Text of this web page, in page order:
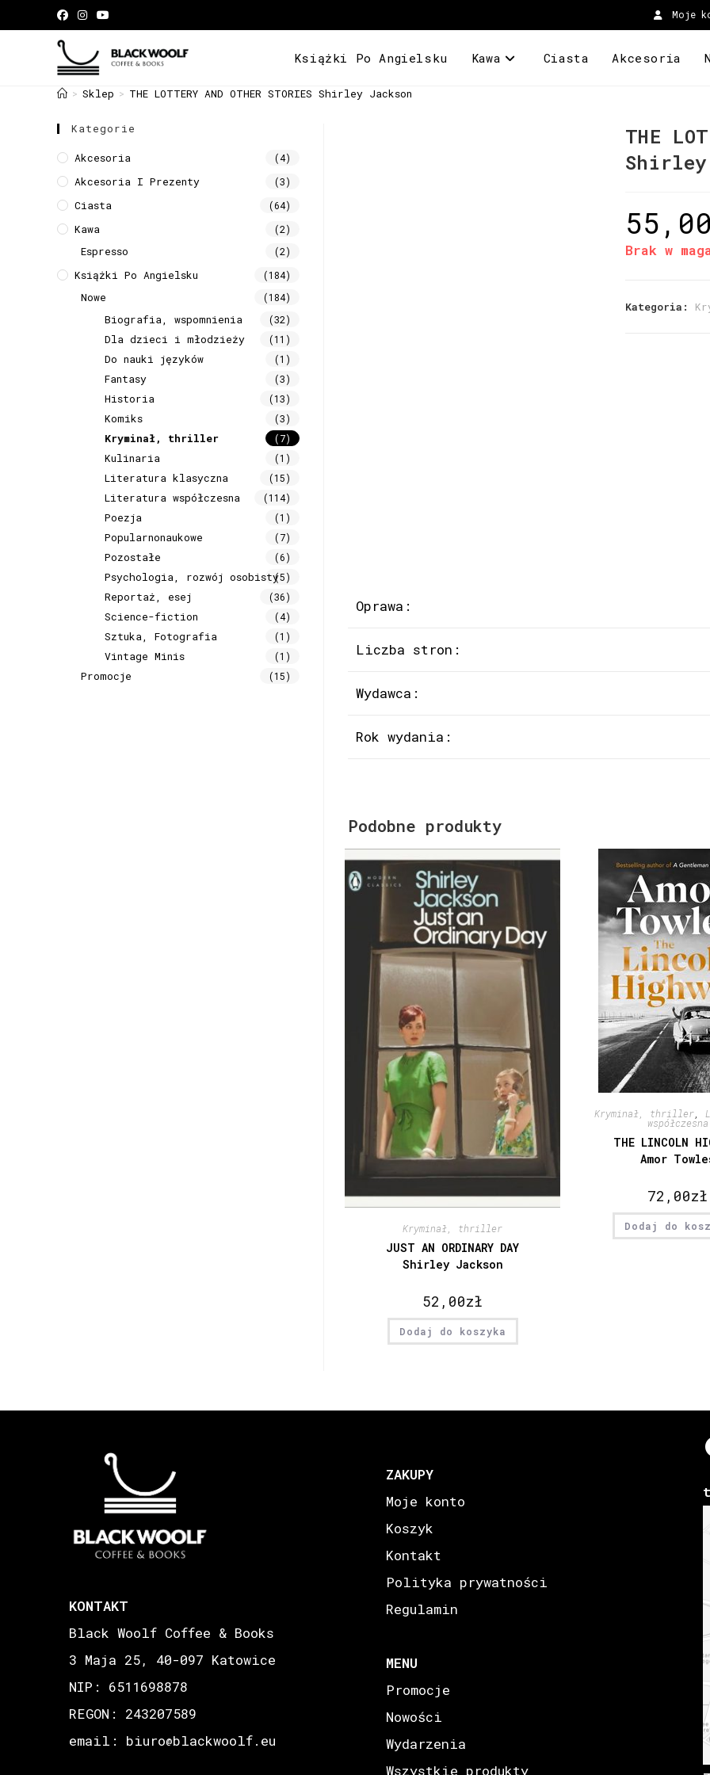
Moje
Książki Po Angielsku Kawa Ciasta Akcesoria
> Sklep > THE LOTTERY AND OTHER STORIES Shirley Jackson
THE
Shirley
Brak w
Kategoria:
Oprawa:
Liczba stron:
Wydawca:
Rok wydania:
Podobne produkty
Kryminał, thriller
JUST AN ORDINARY DAY
Shirley Jackson
52,00zł
Dodaj do koszyka
Kryminał, thriller,
współczesna
THE LINCOLN
Amor
72,00zł
Dodaj do
Kategorie
Akcesoria (4)
Akcesoria I Prezenty (3)
Ciasta (64)
Kawa (2)
Espresso (2)
Książki Po Angielsku (184)
Nowe (184)
Biografia, wspomnienia (32)
Dla dzieci i młodzieży (11)
Do nauki języków (1)
Fantasy (3)
Historia (13)
Komiks (3)
Kryminał, thriller (7)
Kulinaria (1)
Literatura klasyczna (15)
Literatura współczesna (114)
Poezja (1)
Popularnonaukowe (7)
Pozostałe (6)
Psychologia, rozwój osobisty(5)
Reportaż, esej (36)
Science-fiction (4)
Sztuka, Fotografia (1)
Vintage Minis (1)
Promocje (15)
KONTAKT
Black Woolf Coffee & Books
3 Maja 25, 40-097 Katowice
NIP: 6511698878
REGON: 243207589
email: biuro@blackwoolf.eu
ZAKUPY
Moje konto
Koszyk
Kontakt
Polityka prywatności
Regulamin
MENU
Promocje
Nowości
Wydarzenia
Wszystkie produkty